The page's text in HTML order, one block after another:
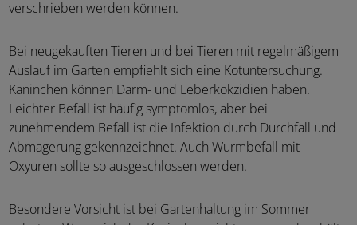
verschrieben werden können.
Bei neugekauften Tieren und bei Tieren mit regelmäßigem
Auslauf im Garten empfiehlt sich eine Kotuntersuchung.
Kaninchen können Darm- und Leberkokzidien haben.
Leichter Befall ist häufig symptomlos, aber bei
zunehmendem Befall ist die Infektion durch Durchfall und
Abmagerung gekennzeichnet. Auch Wurmbefall mit
Oxyuren sollte so ausgeschlossen werden.
Besondere Vorsicht ist bei Gartenhaltung im Sommer